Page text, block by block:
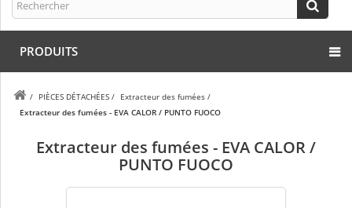
PRODUITS
/ PIÈCES DÉTACHÉES / Extracteur des fumées /
Extracteur des fumées - EVA CALOR / PUNTO FUOCO
Extracteur des fumées - EVA CALOR /
PUNTO FUOCO